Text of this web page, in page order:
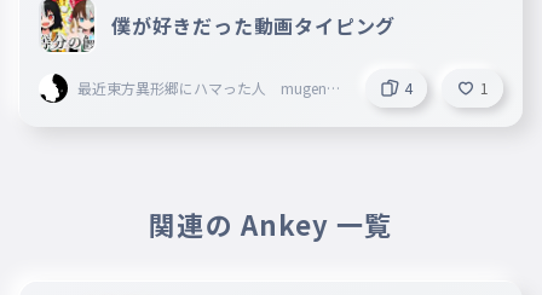
僕が好きだった動画タイピング
最近東方異形郷にハマった人 mugenn
4 1
関連の Ankey 一覧